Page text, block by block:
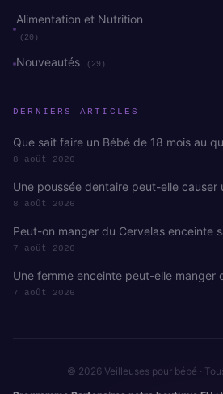
Alimentation et Nutrition
(20)
Nouveautés (29)
DERNIERS ARTICLES
Que sait faire un Bébé de 18 mois au
8 août 2026
Une poussée dentaire peut-elle causer
8 août 2026
Peut-on manger du Cervelas enceinte
7 août 2026
Une femme enceinte peut-elle manger
7 août 2026
© 2026 Veilleuses pour bébé ·